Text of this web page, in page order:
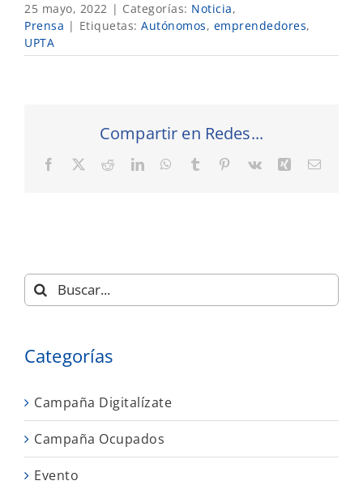
25 mayo, 2022 | Categorías: Noticia,
Prensa | Etiquetas: Autónomos, emprendedores,
UPTA
Compartir en Redes...
Facebook RedditLinkedInWhatsApp
Tumblr Pinterest
Vk XingCorreo
Buscar:
Categorías
Campaña Digitalízate
Campaña Ocupados
Evento